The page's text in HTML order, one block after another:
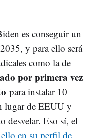
es conseguir un
y para ello será
como la de
por primera vez
para instalar 10
lugar de EEUU y
desvelar. Eso sí, el
en su perfil de